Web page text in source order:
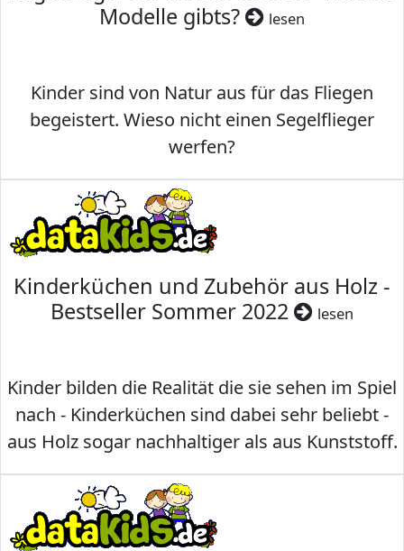
Modelle gibts?
lesen
Kinder sind von Natur aus für das Fliegen
begeistert. Wieso nicht einen Segelflieger
werfen?
Kinderküchen und Zubehör aus Holz -
Bestseller Sommer 2022
lesen
Kinder bilden die Realität die sie sehen im Spiel
nach - Kinderküchen sind dabei sehr beliebt -
aus Holz sogar nachhaltiger als aus Kunststoff.